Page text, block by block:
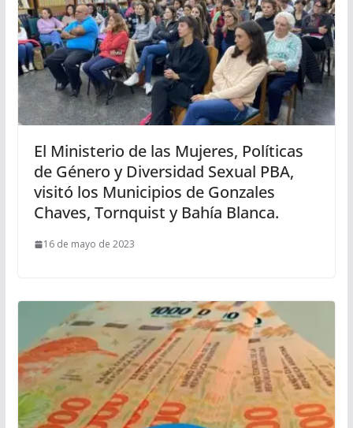
El Ministerio de las Mujeres, Políticas
de Género y Diversidad Sexual PBA,
visitó los Municipios de Gonzales
Chaves, Tornquist y Bahía Blanca.
16 de mayo de 2023